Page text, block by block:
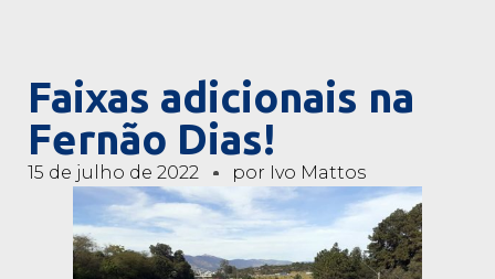
Faixas adicionais na
Fernão Dias!
15 de julho de 2022 por Ivo Mattos